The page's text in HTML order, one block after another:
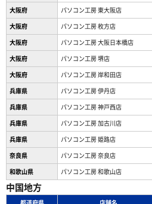
大阪府
パソコン工房 東大阪店
大阪府
パソコン工房 枚方店
大阪府
パソコン工房 大阪日本橋店
大阪府
パソコン工房 堺店
大阪府
パソコン工房 岸和田店
兵庫県
パソコン工房 伊丹店
兵庫県
パソコン工房 神戸西店
兵庫県
パソコン工房 加古川店
兵庫県
パソコン工房 姫路店
奈良県
パソコン工房 奈良店
和歌山県
パソコン工房 和歌山店
中国地方